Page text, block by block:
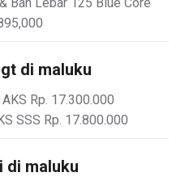
di maluku
Rp. 17.300.000
SSS Rp. 17.800.000
di maluku